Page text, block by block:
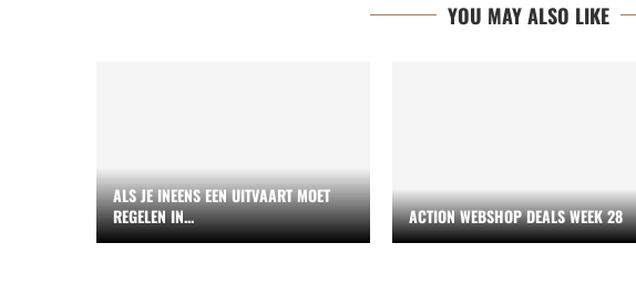
YOU MAY ALSO LIKE
ALS JE INEENS EEN UITVAART MOET
REGELEN IN...
ACTION WEBSHOP DEALS WEEK 28